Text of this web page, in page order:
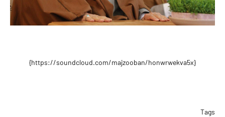
{https://soundcloud.com/majzooban/honwrwekva5x}
Tags